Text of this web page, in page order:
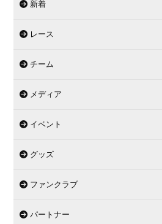
新着
レース
チーム
メディア
イベント
グッズ
ファンクラブ
パートナー